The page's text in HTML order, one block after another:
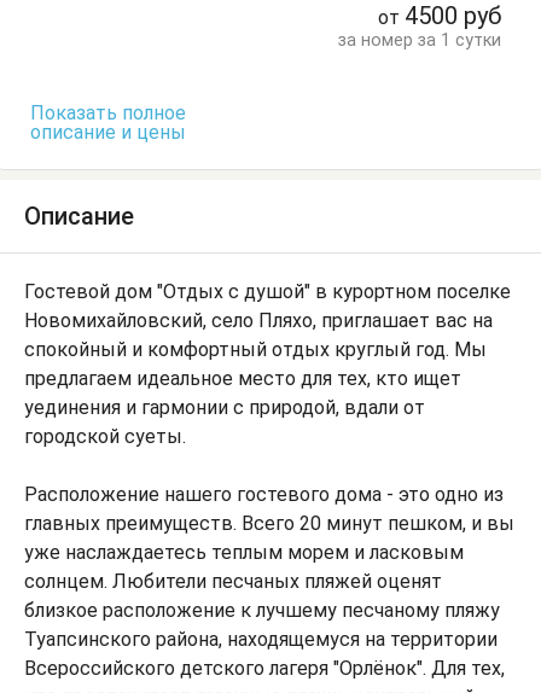
от 4500 руб
за номер за 1 сутки
Показать полное
описание и цены
Описание
Гостевой дом "Отдых с душой" в курортном поселке
Новомихайловский, село Пляхо, приглашает вас на
спокойный и комфортный отдых круглый год. Мы
предлагаем идеальное место для тех, кто ищет
уединения и гармонии с природой, вдали от
городской суеты.
Расположение нашего гостевого дома - это одно из
главных преимуществ. Всего 20 минут пешком, и вы
уже наслаждаетесь теплым морем и ласковым
солнцем. Любители песчаных пляжей оценят
близкое расположение к лучшему песчаному пляжу
Туапсинского района, находящемуся на территории
Всероссийского детского лагеря "Орлёнок". Для тех,